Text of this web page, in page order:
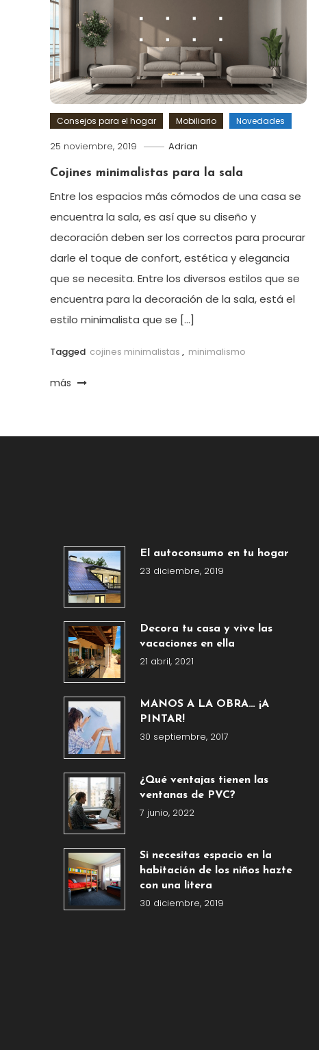
Consejos para el hogar Mobiliario Novedades
25 noviembre, 2019 Adrian
Cojines minimalistas para la sala
Entre los espacios más cómodos de una casa se
encuentra la sala, es así que su diseño y
decoración deben ser los correctos para procurar
darle el toque de confort, estética y elegancia
que se necesita. Entre los diversos estilos que se
encuentra para la decoración de la sala, está el
estilo minimalista que se […]
Tagged cojines minimalistas , minimalismo
más
El autoconsumo en tu hogar
23 diciembre, 2019
Decora tu casa y vive las
vacaciones en ella
21 abril, 2021
MANOS A LA OBRA… ¡A
PINTAR!
30 septiembre, 2017
¿Qué ventajas tienen las
ventanas de PVC?
7 junio, 2022
Si necesitas espacio en la
habitación de los niños hazte
con una litera
30 diciembre, 2019